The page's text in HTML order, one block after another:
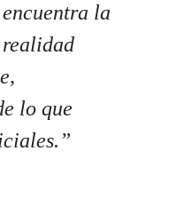
la
lo que